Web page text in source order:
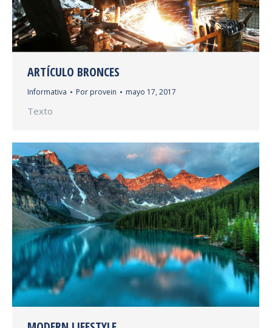
ARTÍCULO BRONCES
Informativa Por provein mayo 17, 2017
Texto